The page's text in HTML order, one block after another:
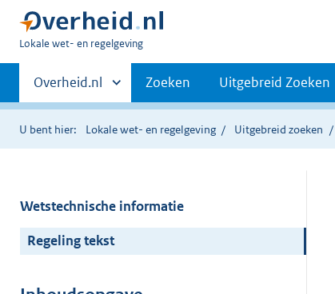
U
hier:
Lokale wet- en regelgeving
Primaire
navigatie
Andere
sites
binnen
Overheid.nl Zoeken Uitgebreid Zoeken
U bent hier: Lokale wet- en regelgeving Uitgebreid zoeken
Wetstechnische informatie
Regeling tekst